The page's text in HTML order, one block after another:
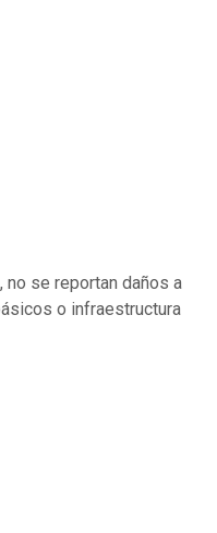
no se reportan daños a
o infraestructura